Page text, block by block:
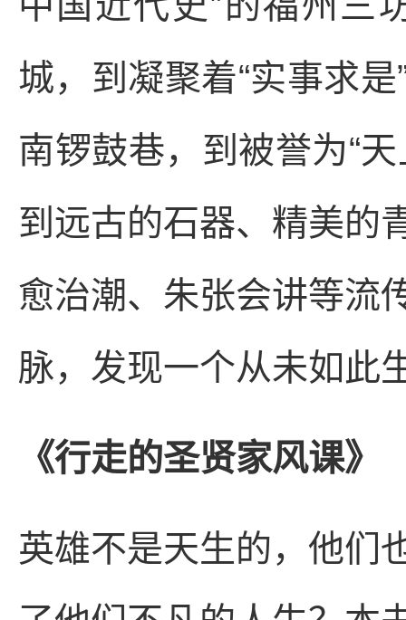
城，到凝聚着“实事求
南锣鼓巷，到被誉为“
到远古的石器、精美的
愈治潮、朱张会讲等流
脉，发现一个从未如此
《行走的圣贤家风课》
英雄不是天生的，他们